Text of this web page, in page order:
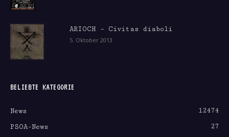
ARIOCH – Civitas diaboli
5. Oktober 2013
BELIEBTE KATEGORIE
News
12474
PSOA-News
27